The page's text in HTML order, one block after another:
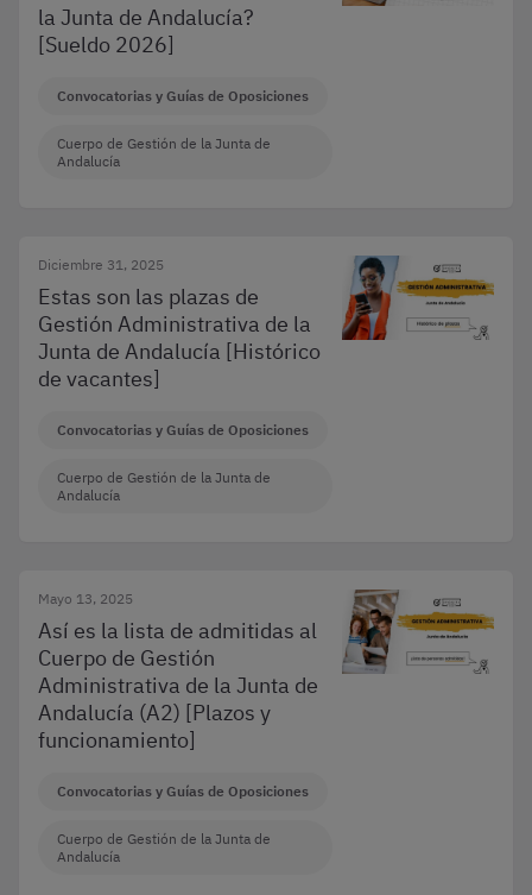
la Junta de Andalucía?
[Sueldo 2026]
Convocatorias y Guías de Oposiciones
Cuerpo de Gestión de la Junta de
Andalucía
Diciembre 31, 2025
Estas son las plazas de
Gestión Administrativa de la
Junta de Andalucía [Histórico
de vacantes]
Convocatorias y Guías de Oposiciones
Cuerpo de Gestión de la Junta de
Andalucía
Mayo 13, 2025
Así es la lista de admitidas al
Cuerpo de Gestión
Administrativa de la Junta de
Andalucía (A2) [Plazos y
funcionamiento]
Convocatorias y Guías de Oposiciones
Cuerpo de Gestión de la Junta de
Andalucía